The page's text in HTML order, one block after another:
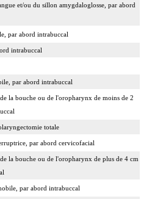
et/ou du sillon amygdaloglosse, par abord
par abord intrabuccal
intrabuccal
par abord intrabuccal
la bouche ou de l'oropharynx de moins de 2
totale
par abord cervicofacial
la bouche ou de l'oropharynx de plus de 4 cm
par abord intrabuccal